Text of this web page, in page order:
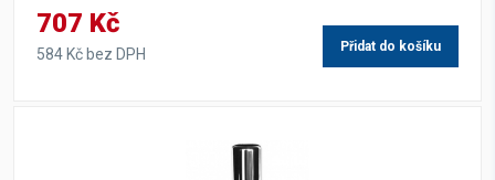
707 Kč
584 Kč bez DPH Přidat do košíku